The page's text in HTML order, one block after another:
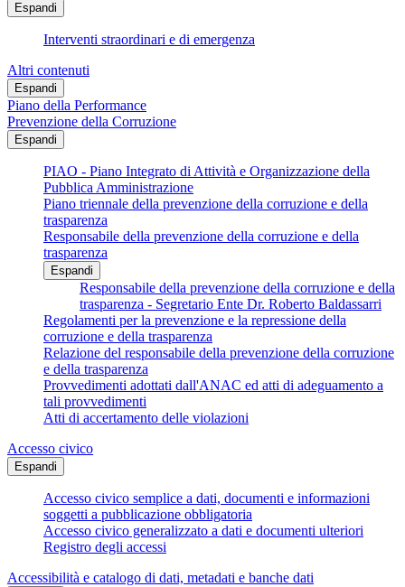
Espandi
Interventi straordinari e di emergenza
Altri contenuti
Espandi
Piano della Performance
Prevenzione della Corruzione
Espandi
PIAO - Piano Integrato di Attività e Organizzazione della
Pubblica Amministrazione
Piano triennale della prevenzione della corruzione e della
trasparenza
Responsabile della prevenzione della corruzione e della
trasparenza
Espandi
Responsabile della prevenzione della corruzione e della
trasparenza - Segretario Ente Dr. Roberto Baldassarri
Regolamenti per la prevenzione e la repressione della
corruzione e della trasparenza
Relazione del responsabile della prevenzione della corruzione
e della trasparenza
Provvedimenti adottati dall'ANAC ed atti di adeguamento a
tali provvedimenti
Atti di accertamento delle violazioni
Accesso civico
Espandi
Accesso civico semplice a dati, documenti e informazioni
soggetti a pubblicazione obbligatoria
Accesso civico generalizzato a dati e documenti ulteriori
Registro degli accessi
Accessibilità e catalogo di dati, metadati e banche dati